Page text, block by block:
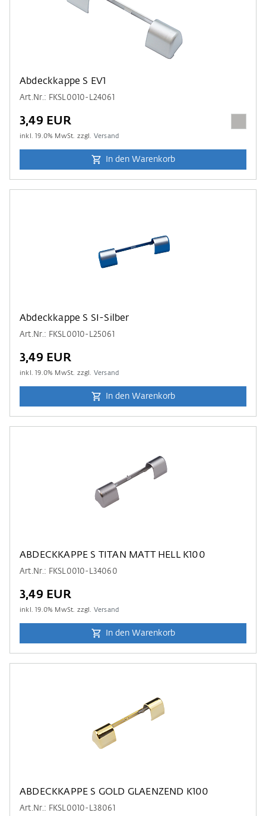
Abdeckkappe S EV1
Art.Nr.: FKSL0010-L24061
3,49 EUR
inkl.19.0% MwSt. zzgl. Versand
In den Warenkorb
Abdeckkappe S SI-Silber
Art.Nr.: FKSL0010-L25061
3,49 EUR
inkl.19.0% MwSt. zzgl. Versand
In den Warenkorb
ABDECKKAPPE S TITAN MATT HELL K100
Art.Nr.: FKSL0010-L34060
3,49 EUR
inkl.19.0% MwSt. zzgl. Versand
In den Warenkorb
ABDECKKAPPE S GOLD GLAENZEND K100
Art.Nr.: FKSL0010-L38061